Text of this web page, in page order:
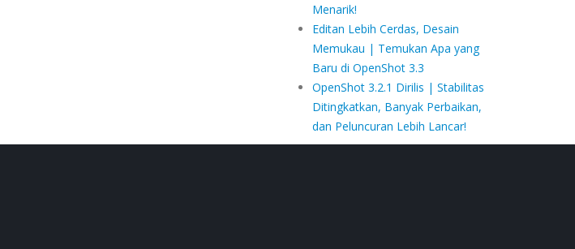
Menarik!
Editan Lebih Cerdas, Desain
Memukau | Temukan Apa yang
Baru di OpenShot 3.3
OpenShot 3.2.1 Dirilis | Stabilitas
Ditingkatkan, Banyak Perbaikan,
dan Peluncuran Lebih Lancar!